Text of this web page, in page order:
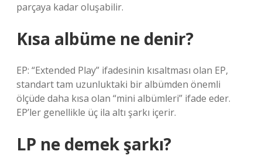
parçaya kadar oluşabilir.
Kısa albüme ne denir?
EP: “Extended Play” ifadesinin kısaltması olan EP,
standart tam uzunluktaki bir albümden önemli
ölçüde daha kısa olan “mini albümleri” ifade eder.
EP’ler genellikle üç ila altı şarkı içerir.
LP ne demek şarkı?